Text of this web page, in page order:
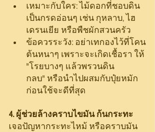
เหมาะกับใคร: ไม้ดอกที่ชอบดิน
เป็นกรดอ่อนๆ เช่น กุหลาบ, ไฮ
เดรนเยีย หรือพืชผักสวนครัว
ข้อควรระวัง: อย่าเทกองไว้ที่โคน
ต้นหนาๆ เพราะจะเกิดเชื้อรา ให้
"โรยบางๆ แล้วพรวนดิน
กลบ" หรือนำไปผสมกับปุ๋ยหมัก
ก่อนใช้จะดีที่สุด
4. ผู้ช่วยล้างคราบไขมัน ก้นกระทะ
เจอปัญหากระทะไหม้ หรือคราบมัน